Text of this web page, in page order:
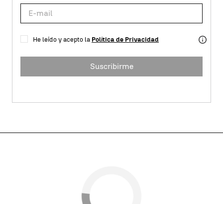
He leído y acepto la Política de Privacidad
Suscribirme